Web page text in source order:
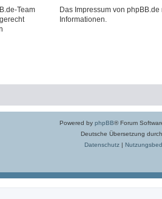
Team
Das Impressum von
Informationen.
Powered by phpBB® Forum
Deutsche Übersetzung durch
Datenschutz|